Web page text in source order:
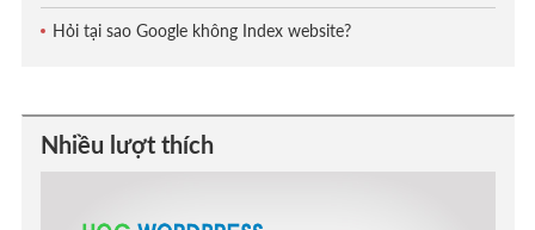
Hỏi tại sao Google không Index website?
Nhiều lượt thích